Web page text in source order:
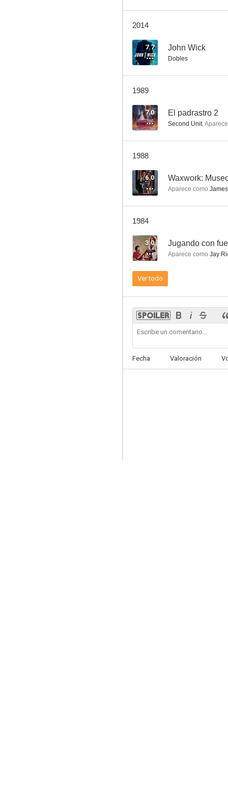
2014
7.7 John Wick
Dobles
1989
7.0 El padrastro 2
Second Unit,
1988
6.0 Waxwork:
Aparece como James
1984
3.0 Jugando con
Aparece como Jay
Ver todo
Fecha Valoración